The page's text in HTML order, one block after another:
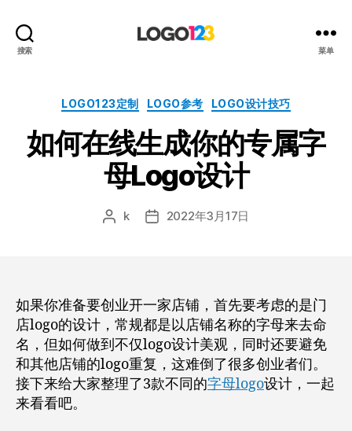
搜索
设
计
博
客
菜单
分
LOGO123定制 LOGO参考 LOGO设计技巧
如何在线生成你的专属字
母Logo设计
文 k
发 2022年3月17日
如果你准备要创业开一家店铺，首先要考虑的是门
店logo的设计，常规都是以店铺名称的字母来去命
名，但如何做到不仅logo设计美观，同时还要避免
和其他店铺的logo重复，这难倒了很多创业者们。
接下来给大家整理了3款不同的字母logo设计，一起
来看看吧。